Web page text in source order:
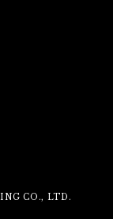
CO., LTD.